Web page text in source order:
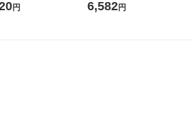
ンボ 2300g 1セット
円
ーの香り 柔軟剤 詰め替え 超
6,582円